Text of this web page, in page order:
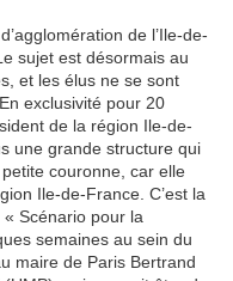
de l’Ile-de-
sujet est désormais au
et les élus ne se sont
exclusivité pour 20
de la région Ile-de-
une grande structure qui
couronne, car elle
Ile-de-France. C’est la
« Scénario pour la
semaines au sein du
maire de Paris Bertrand